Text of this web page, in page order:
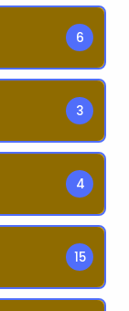
6
3
4
15